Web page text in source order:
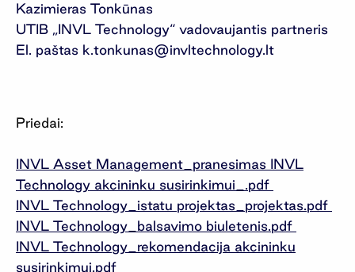
Kazimieras Tonkūnas
UTIB „INVL Technology“ vadovaujantis partneris
El. paštas k.tonkunas@invltechnology.lt
Priedai:
INVL Asset Management_pranesimas INVL
Technology akcininku susirinkimui_.pdf
INVL Technology_istatu projektas_projektas.pdf
INVL Technology_balsavimo biuletenis.pdf
INVL Technology_rekomendacija akcininku
susirinkimui.pdf